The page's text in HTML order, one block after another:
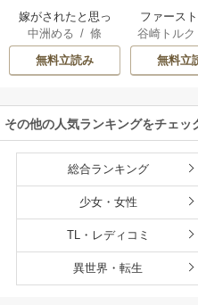
嫁がされたと思っ
たら放置されたの
で、好きに暮らし
ます。だから今さ
さい、辺境伯さま
中洲める /條
無料立読み
ファース
～童貞外
下ヤクザ
れそうで
谷崎トルク
無料立
その他の人気ランキングをチェッ
総合ランキング
少女・女性
TL・レディコミ
異世界・転生